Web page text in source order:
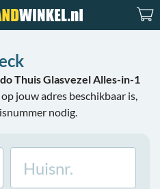
Thuis Glasvezel Alles-in-1
jouw adres beschikbaar is,
nodig.